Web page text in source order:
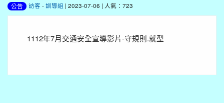
公告 訪客 -訓導組 | 2023-07-06 | 人氣：723
1112年7月交通安全宣導影片-守規則.就型